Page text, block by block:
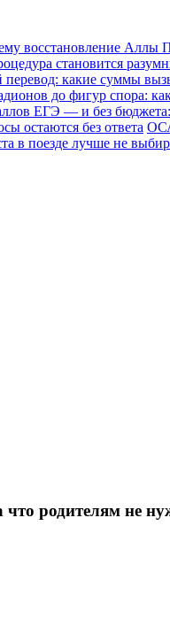
восстановление Аллы
становится
перевод: какие суммы
до фигур спора:
ЕГЭ — и без бюджета:
остаются без ответа
в поезде лучше не
родителям не